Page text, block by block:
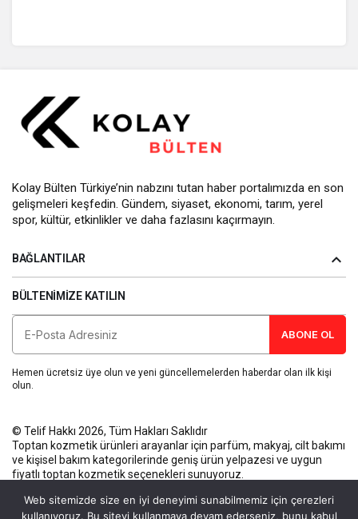
Kolay Bülten Türkiye’nin nabzını tutan haber portalımızda en son
gelişmeleri keşfedin. Gündem, siyaset, ekonomi, tarım, yerel
spor, kültür, etkinlikler ve daha fazlasını kaçırmayın.
BAĞLANTILAR
BÜLTENIMIZE KATILIN
ABONE OL
Hemen ücretsiz üye olun ve yeni güncellemelerden haberdar olan ilk kişi
olun.
© Telif Hakkı 2026, Tüm Hakları Saklıdır
Toptan kozmetik ürünleri arayanlar için parfüm, makyaj, cilt bakımı
ve kişisel bakım kategorilerinde geniş ürün yelpazesi ve uygun
fiyatlı toptan kozmetik seçenekleri sunuyoruz.
Web sitemizde size en iyi deneyimi sunabilmemiz için çerezleri
kullanıyoruz. Bu siteyi kullanmaya devam ederseniz, bunu kabul